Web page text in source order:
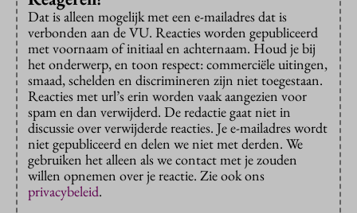
Dat is alleen mogelijk met een e-mailadres dat is
verbonden aan de VU. Reacties worden gepubliceerd
met voornaam of initiaal en achternaam. Houd je bij
het onderwerp, en toon respect: commerciële uitingen,
smaad, schelden en discrimineren zijn niet toegestaan.
Reacties met url’s erin worden vaak aangezien voor
spam en dan verwijderd. De redactie gaat niet in
discussie over verwijderde reacties. Je e-mailadres wordt
niet gepubliceerd en delen we niet met derden. We
gebruiken het alleen als we contact met je zouden
willen opnemen over je reactie. Zie ook ons
privacybeleid.